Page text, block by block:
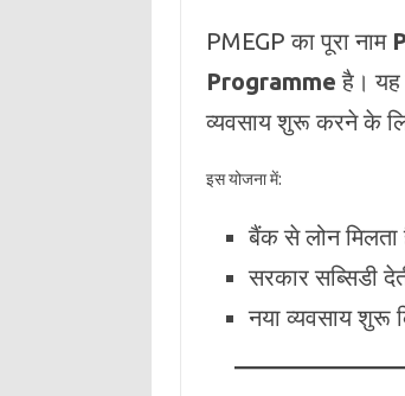
PMEGP का पूरा नाम
Programme है। यह
व्यवसाय शुरू करने के
इस योजना में:
बैंक से लोन मिलता
सरकार सब्सिडी
नया व्यवसाय शुरू